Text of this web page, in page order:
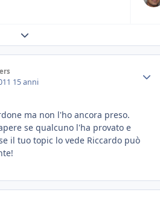
Expand topic overview
15 anni
ma non l'ho ancora preso.
se qualcuno l'ha provato e
il tuo topic lo vede Riccardo può